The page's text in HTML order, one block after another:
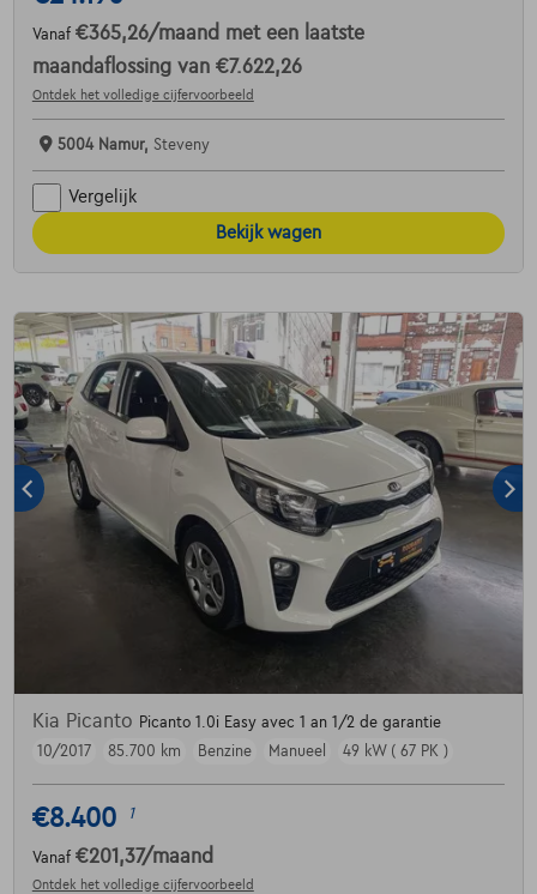
Vanaf €365,26/maand met een laatste
maandaflossing van €7.622,26
Ontdek het volledige cijfervoorbeeld
5004 Namur, Steveny
Vergelijk
Bekijk wagen
Kia Picanto Picanto 1.0i Easy avec 1 an 1/2 de garantie
10/2017
85.700 km Benzine Manueel 49 kW ( 67 PK )
€8.400 1
Vanaf €201,37/maand
Ontdek het volledige cijfervoorbeeld